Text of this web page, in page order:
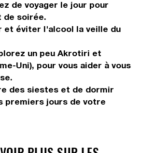
de voyager le jour pour
de soirée.
et éviter l'alcool la veille du
un peu Akrotiri et
Uni), pour vous aider à vous
des siestes et de dormir
premiers jours de votre